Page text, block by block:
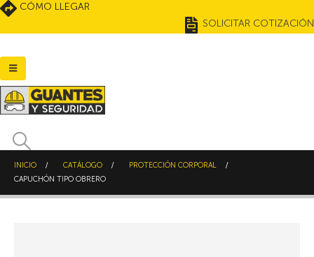
CÓMO LLEGAR
SOLICITAR COTIZACIÓN
INICIO CATÁLOGO
PROTECCIÓN CORPORAL
CAPUCHÓN TIPO OBRERO